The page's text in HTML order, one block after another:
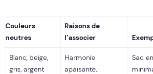
Couleurs
neutres
Raisons de
l’associer
Blanc, beige,
gris, argent
Harmonie
apaisante,
Sac